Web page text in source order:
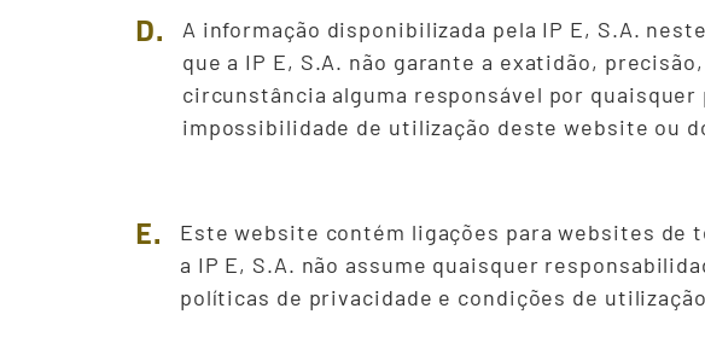
D.
A informação disponibilizada pela IP E, S.A.
que a IP E, S.A. não garante a exatidão,
circunstância alguma responsável por
impossibilidade de utilização deste website ou
E.
Este website contém ligações para websites de
a IP E, S.A. não assume quaisquer
políticas de privacidade e condições de